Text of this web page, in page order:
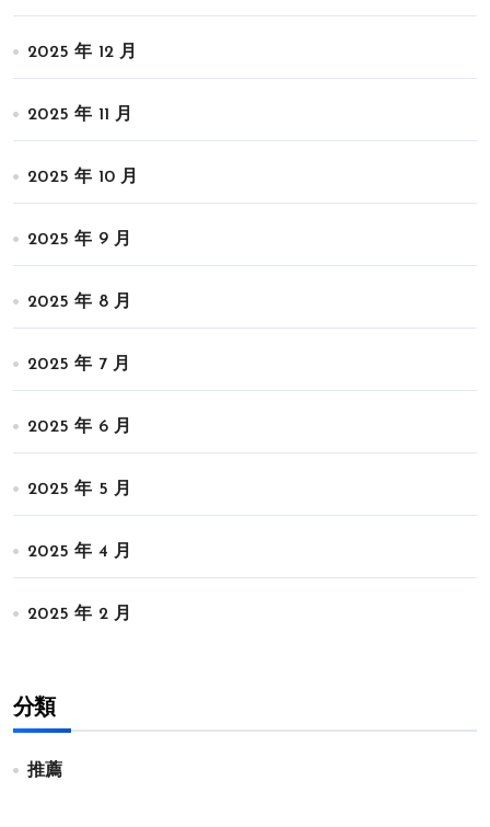
2025 年 12 月
2025 年 11 月
2025 年 10 月
2025 年 9 月
2025 年 8 月
2025 年 7 月
2025 年 6 月
2025 年 5 月
2025 年 4 月
2025 年 2 月
分類
推薦